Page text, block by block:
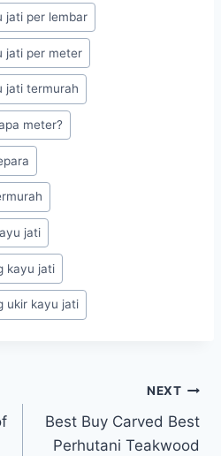
jati per lembar
jati per meter
jati termurah
meter?
jati
kayu jati
ukir kayu jati
NEXT
Best Buy Carved Best
Perhutani Teakwood